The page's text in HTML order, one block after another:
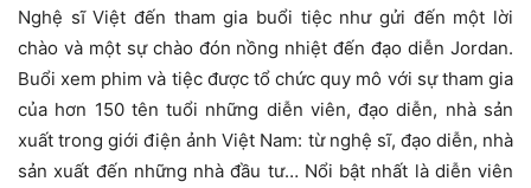
Nghệ sĩ Việt đến tham gia buổi tiệc như gửi đến một lời
chào và một sự chào đón nồng nhiệt đến đạo diễn Jordan.
Buổi xem phim và tiệc được tổ chức quy mô với sự tham gia
của hơn 150 tên tuổi những diễn viên, đạo diễn, nhà sản
xuất trong giới điện ảnh Việt Nam: từ nghệ sĩ, đạo diễn, nhà
sản xuất đến những nhà đầu tư… Nổi bật nhất là diễn viên